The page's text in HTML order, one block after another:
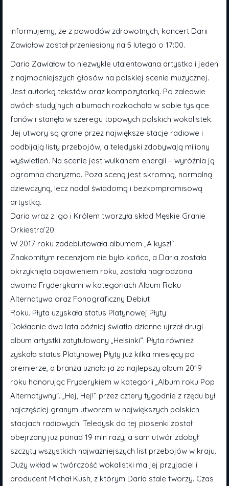
Informujemy, że z powodów zdrowotnych, koncert Darii
Zawiałow został przeniesiony na 5 lutego o 17:00.
Daria Zawiałow to niezwykle utalentowana artystka i jeden
z najmocniejszych głosów na polskiej scenie muzycznej.
Jest autorką tekstów oraz kompozytorką. Po zaledwie
dwóch studyjnych albumach rozkochała w sobie tysiące
fanów i stanęła w szeregu topowych polskich wokalistek.
Jej utwory są grane przez największe stacje radiowe i
podbijają listy przebojów, a teledyski zdobywają miliony
wyświetleń. Na scenie jest wulkanem energii – wyróżnia ją
ogromna charyzma. Poza sceną jest skromną, normalną
dziewczyną, lecz nadal świadomą i bezkompromisową
artystką.
Daria wraz z Igo i Królem tworzyła skład Męskie Granie
Orkiestra’20.
W 2017 roku zadebiutowała albumem „A kysz!“.
Znakomitym recenzjom nie było końca, a Daria została
okrzyknięta objawieniem roku, została nagrodzona
dwoma Fryderykami w kategoriach Album Roku
Alternatywa oraz Fonograficzny Debiut
Roku. Płyta uzyskała status Platynowej Płyty
Dokładnie dwa lata później światło dzienne ujrzał drugi
album artystki zatytułowany „Helsinki“. Płyta również
zyskała status Platynowej Płyty już kilka miesięcy po
premierze, a branża uznała ja za najlepszy album 2019
roku honorując Fryderykiem w kategorii „Album roku Pop
Alternatywny”. „Hej, Hej!“ przez cztery tygodnie z rzędu był
najczęściej granym utworem w największych polskich
stacjach radiowych. Teledysk do tej piosenki został
obejrzany już ponad 19 mln razy, a sam utwór zdobył
szczyty wszystkich najważniejszych list przebojów w kraju.
Duży wkład w twórczość wokalistki ma jej przyjaciel i
producent Michał Kush, z którym Daria stale tworzy. Czas